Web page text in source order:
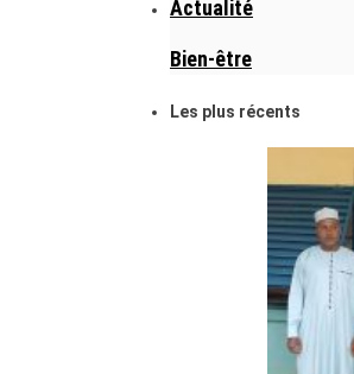
Actualité
Bien-être
Les plus récents